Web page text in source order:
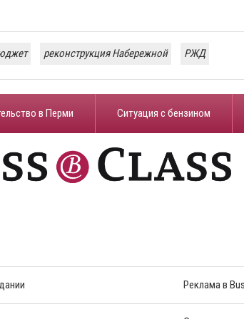
реконструкция Набережной РЖД
в Перми ​Ситуация с бензином
Реклама в